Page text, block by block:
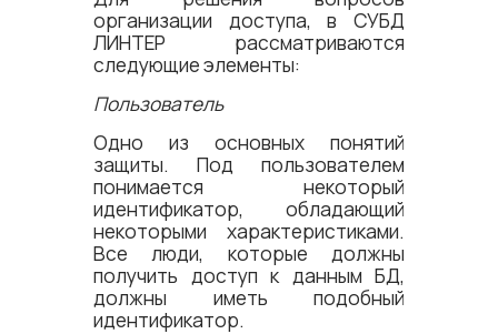
организации доступа, в СУБД
ЛИНТЕР рассматриваются
следующие элементы:
Пользователь
Одно из основных понятий
защиты. Под пользователем
понимается некоторый
идентификатор, обладающий
некоторыми характеристиками.
Все люди, которые должны
получить доступ к данным БД,
должны иметь подобный
идентификатор.